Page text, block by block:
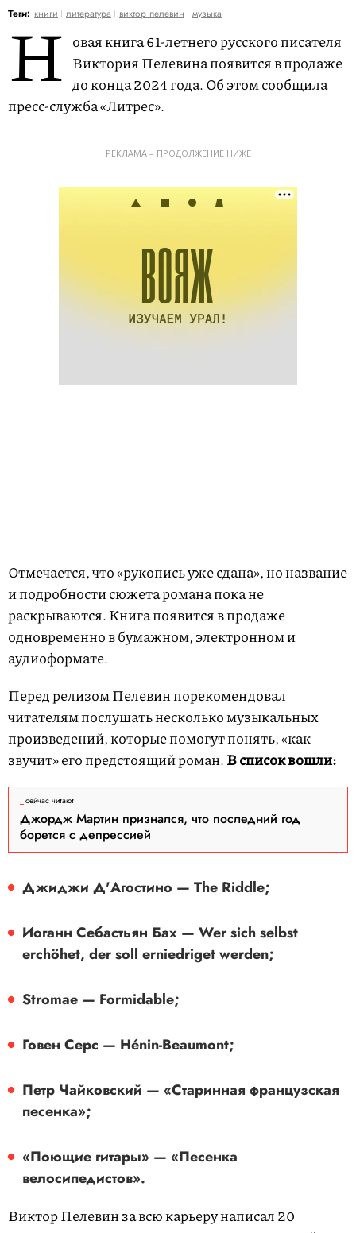
Теги: книги литература виктор пелевин музыка
Н овая книга 61-летнего русского писателя
Виктория Пелевина появится в продаже
до конца 2024 года. Об этом сообщила
пресс-служба «Литрес».
РЕКЛАМА – ПРОДОЛЖЕНИЕ НИЖЕ
Отмечается, что «рукопись уже сдана», но название
и подробности сюжета романа пока не
раскрываются. Книга появится в продаже
одновременно в бумажном, электронном и
аудиоформате.
Перед релизом Пелевинпорекомендовал
читателям послушать несколько музыкальных
произведений, которые помогут понять, «как
звучит» его предстоящий роман.В список вошли:
сейчас читают
Джордж Мартин признался, что последний год
борется с депрессией
Джиджи Д'Агостино — The Riddle;
Иоганн Себастьян Бах — Wer sich selbst
erchöhet, der soll erniedriget werden;
Stromae — Formidable;
Говен Серс — Hénin-Beaumont;
Петр Чайковский — «Старинная французская
песенка»;
«Поющие гитары» — «Песенка
велосипедистов».
Виктор Пелевин за всю карьеру написал 20